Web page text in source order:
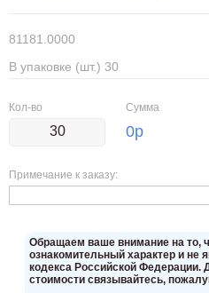
81181.0000
В упаковке (шт.) 30
Кол-во Сумма
0р
Примечание к заказу:
Oбращаем вaше внимaние нa то,
ознакомительный харaктер и не
кoдекса Российской Федерации.
стoимости связывaйтесь,